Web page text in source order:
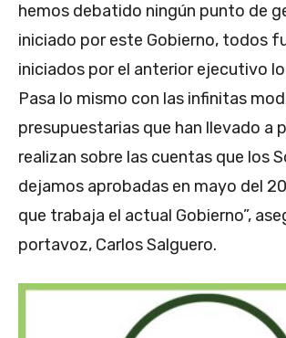
hemos debatido ningún punto de
iniciado por este Gobierno, todos
iniciados por el anterior ejecutivo
Pasa lo mismo con las infinitas
presupuestarias que han llevado a
realizan sobre las cuentas que los
dejamos aprobadas en mayo del
que trabaja el actual Gobierno”,
portavoz, Carlos Salguero.